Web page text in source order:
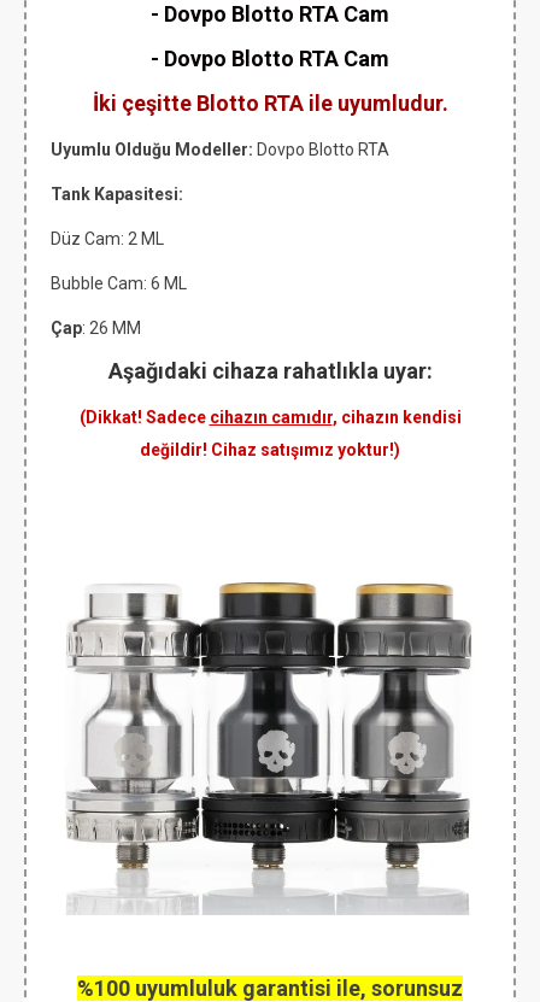
- Dovpo Blotto RTA Cam
- Dovpo Blotto RTA Cam
İki çeşitte Blotto RTA ile uyumludur.
Uyumlu Olduğu Modeller: Dovpo Blotto RTA
Tank Kapasitesi:
Düz Cam: 2 ML
Bubble Cam: 6 ML
Çap: 26 MM
Aşağıdaki cihaza rahatlıkla uyar:
(Dikkat! Sadece cihazın camıdır, cihazın kendisi
değildir! Cihaz satışımız yoktur!)
%100 uyumluluk garantisi ile, sorunsuz